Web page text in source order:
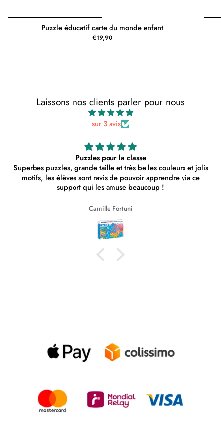
Puzzle éducatif carte du monde enfant
€19,90
Laissons nos clients parler pour nous
sur 3 avis
jolis
Parfait !
Arnaud Tézé